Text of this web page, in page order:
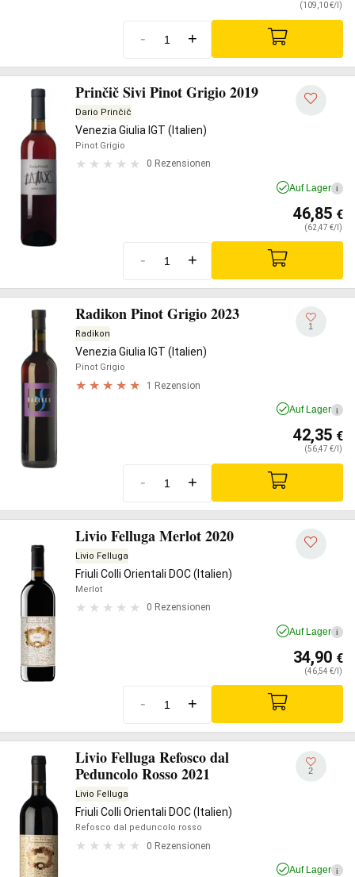
(109,10 €/l)
- +
Prinčič Sivi Pinot Grigio 2019
Dario Prinčič
Venezia Giulia IGT (Italien)
Pinot Grigio
0 Rezensionen
Auf Lager i
46,85 €
(62,47 €/l)
- +
Radikon Pinot Grigio 2023
Radikon
Venezia Giulia IGT (Italien)
Pinot Grigio
1 Rezension
1
Auf Lager i
42,35 €
(56,47 €/l)
- +
Livio Felluga Merlot 2020
Livio Felluga
Friuli Colli Orientali DOC (Italien)
Merlot
0 Rezensionen
Auf Lager i
34,90 €
(46,54 €/l)
- +
Livio Felluga Refosco dal
Peduncolo Rosso 2021
Livio Felluga
Friuli Colli Orientali DOC (Italien)
Refosco dal peduncolo rosso
0 Rezensionen
2
Auf Lager i